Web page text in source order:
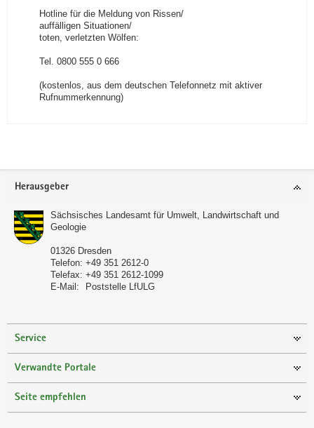
Hotline für die Meldung von Rissen/
auffälligen Situationen/
toten, verletzten Wölfen:
Tel. 0800 555 0 666
(kostenlos, aus dem deutschen Telefonnetz mit aktiver
Rufnummerkennung)
Footer-
Herausgeber
Sächsisches Landesamt für Umwelt, Landwirtschaft und
Geologie
01326 Dresden
Telefon: +49 351 2612-0
Telefax: +49 351 2612-1099
E-Mail:
Poststelle LfULG
Service
Verwandte Portale
Seite empfehlen